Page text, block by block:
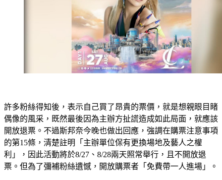
許多粉絲得知後，表示自己買了昂貴的票價，就是想親眼目睹
偶像的風采，既然最後因為主辦方扯謊造成如此局面，就應該
開放退票。不過斯邦奈今晚也做出回應，強調在購票注意事項
的第15條，清楚註明「主辦單位保有更換場地及藝人之權
利」，因此活動將於8/27、8/28兩天照常舉行，且不開放退
票。但為了彌補粉絲遺憾，開放購票者「免費帶一人進場」。